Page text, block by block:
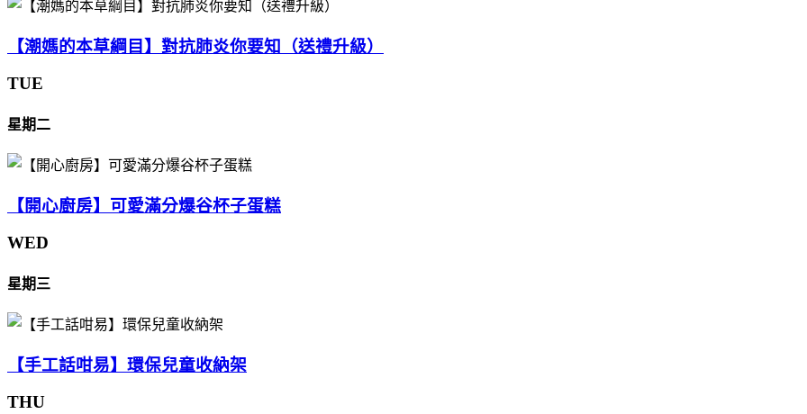
【潮媽的本草綱目】對抗肺炎你要知（送禮升級）
TUE
星期二
【開心廚房】可愛滿分爆谷杯子蛋糕
WED
星期三
【手工話咁易】環保兒童收納架
THU